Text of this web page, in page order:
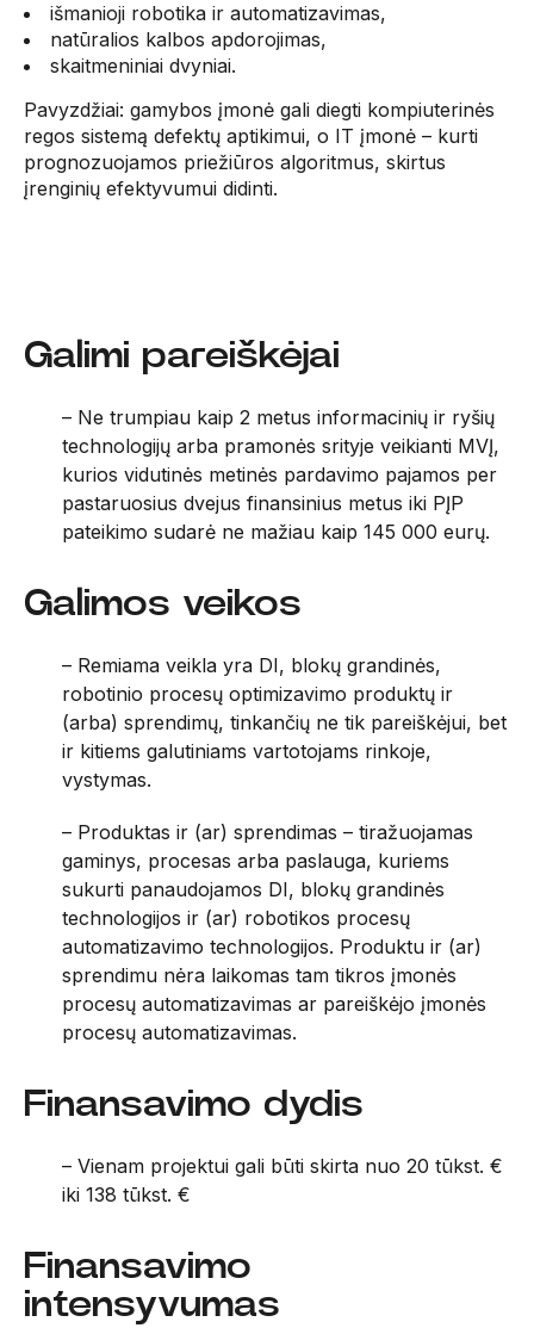
išmanioji robotika ir automatizavimas,
natūralios kalbos apdorojimas,
skaitmeniniai dvyniai.
Pavyzdžiai: gamybos įmonė gali diegti kompiuterinės
regos sistemą defektų aptikimui, o IT įmonė – kurti
prognozuojamos priežiūros algoritmus, skirtus
įrenginių efektyvumui didinti.
Galimi pareiškėjai
– Ne trumpiau kaip 2 metus informacinių ir ryšių
technologijų arba pramonės srityje veikianti MVĮ,
kurios vidutinės metinės pardavimo pajamos per
pastaruosius dvejus finansinius metus iki PĮP
pateikimo sudarė ne mažiau kaip 145 000 eurų.
Galimos veikos
– Remiama veikla yra DI, blokų grandinės,
robotinio procesų optimizavimo produktų ir
(arba) sprendimų, tinkančių ne tik pareiškėjui, bet
ir kitiems galutiniams vartotojams rinkoje,
vystymas.
– Produktas ir (ar) sprendimas – tiražuojamas
gaminys, procesas arba paslauga, kuriems
sukurti panaudojamos DI, blokų grandinės
technologijos ir (ar) robotikos procesų
automatizavimo technologijos. Produktu ir (ar)
sprendimu nėra laikomas tam tikros įmonės
procesų automatizavimas ar pareiškėjo įmonės
procesų automatizavimas.
Finansavimo dydis
– Vienam projektui gali būti skirta nuo 20 tūkst. €
iki 138 tūkst. €
Finansavimo
intensyvumas